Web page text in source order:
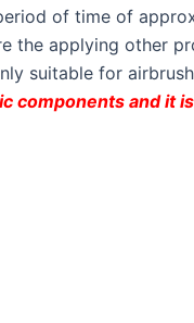
of time of
the applying other
suitable for
components and it